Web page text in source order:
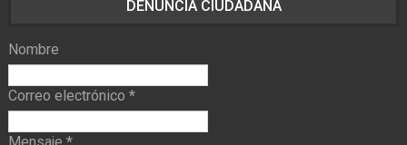
DENUNCIA CIUDADANA
Nombre
Correo electrónico *
Mensaje *